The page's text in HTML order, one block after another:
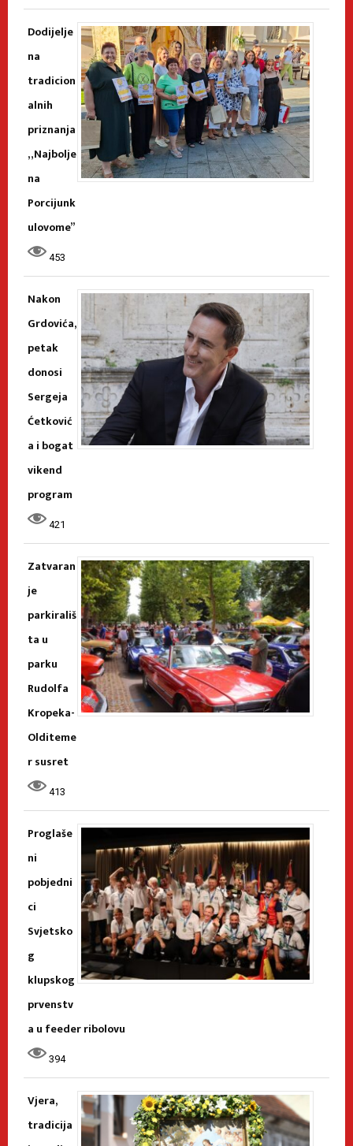
Dodijelje
na
tradicion
alnih
priznanja
„Najbolje
na
Porcijunk
ulovome”
453
Nakon
Grdovića,
petak
donosi
Sergeja
Ćetković
a i bogat
vikend
program
421
Zatvaran
je
parkirališ
ta u
parku
Rudolfa
Kropeka-
Olditeme
r susret
413
Proglaše
ni
pobjedni
ci
Svjetsko
g
klupskog
prvenstv
a u feeder ribolovu
394
Vjera,
tradicija